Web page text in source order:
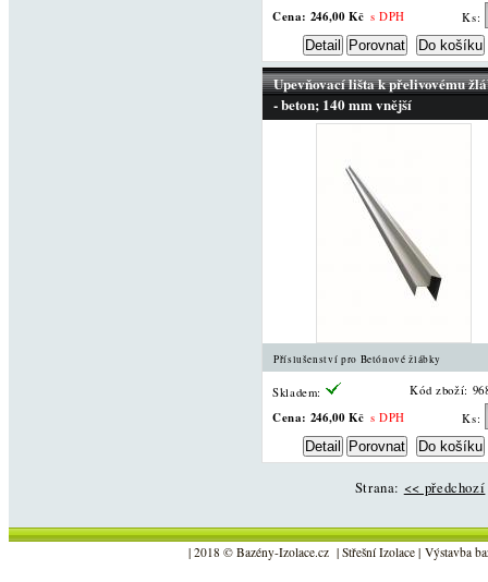
Cena: 246,00 Kč s DPH Ks:
Upevňovací lišta k přelivovému
- beton; 140 mm vnější
Příslušenství pro Betónové žlábky
Skladem: Kód zboží:
Cena: 246,00 Kč s DPH Ks:
Strana: << předchozí
| 2018 © Bazény-Izolace.cz | Střešní Izolace | Výstavba